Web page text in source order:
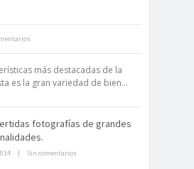
el uso de la
electrónico
más destacadas de la
es la gran variedad de bien...
fotografías de grandes
| Sin comentarios